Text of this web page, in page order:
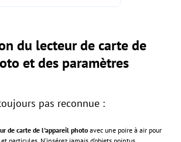
du lecteur de carte de
et des paramètres
pas reconnue :
de carte de l'appareil photo avec une poire à air pour